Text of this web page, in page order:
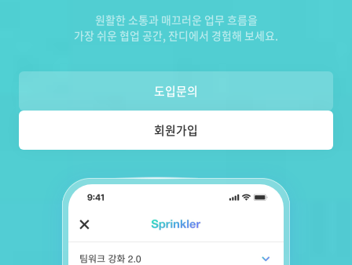
원활한 소통과 매끄러운 업무 흐름을
가장 쉬운 협업 공간, 잔디에서 경험해 보세요.
도입문의
회원가입